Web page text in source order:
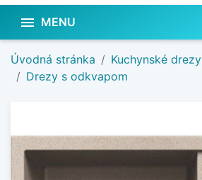
 MENU
Úvodná stránka Kuchynské drezy
Drezy s odkvapom